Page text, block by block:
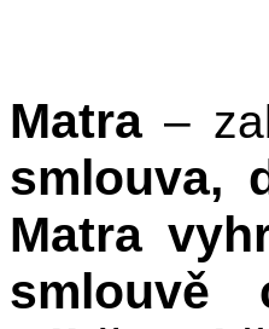
Matra –
smlouva,
Matra
smlouvě